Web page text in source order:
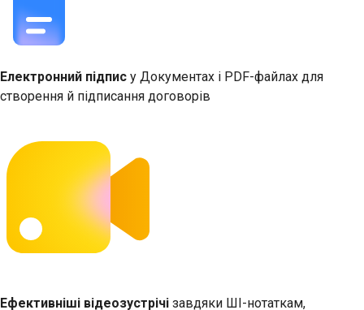
Електронний підпис у Документах і PDF-файлах для
створення й підписання договорів
Ефективніші відеозустрічі завдяки ШІ-нотаткам,